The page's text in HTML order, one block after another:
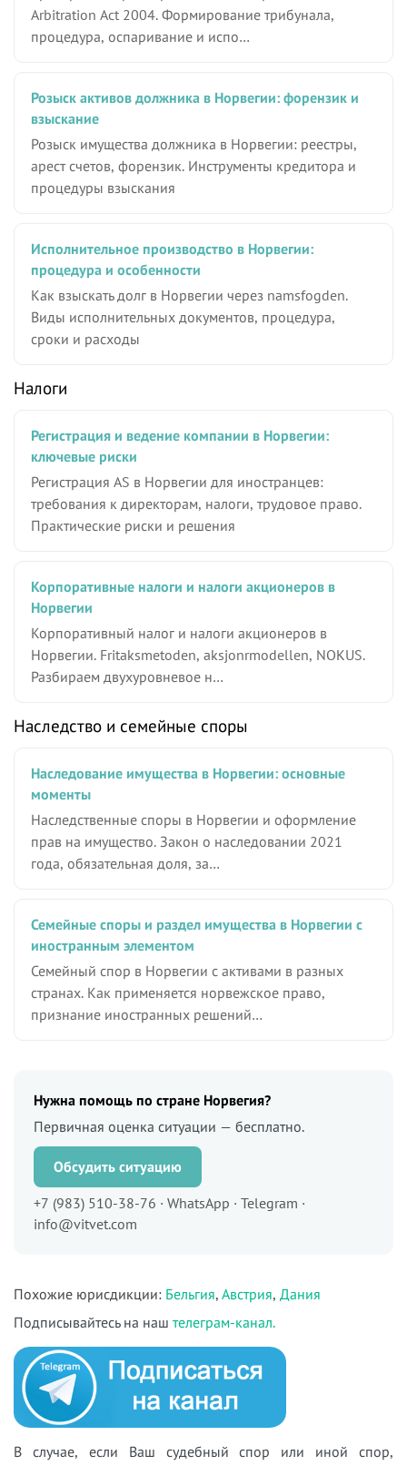
Arbitration Act 2004. Формирование трибунала,
процедура, оспаривание и испо…
Розыск активов должника в Норвегии: форензик и
взыскание
Розыск имущества должника в Норвегии: реестры,
арест счетов, форензик. Инструменты кредитора и
процедуры взыскания
Исполнительное производство в Норвегии:
процедура и особенности
Как взыскать долг в Норвегии через namsfogden.
Виды исполнительных документов, процедура,
сроки и расходы
Налоги
Регистрация и ведение компании в Норвегии:
ключевые риски
Регистрация AS в Норвегии для иностранцев:
требования к директорам, налоги, трудовое право.
Практические риски и решения
Корпоративные налоги и налоги акционеров в
Норвегии
Корпоративный налог и налоги акционеров в
Норвегии. Fritaksmetoden, aksjonrmodellen, NOKUS.
Разбираем двухуровневое н…
Наследство и семейные споры
Наследование имущества в Норвегии: основные
моменты
Наследственные споры в Норвегии и оформление
прав на имущество. Закон о наследовании 2021
года, обязательная доля, за…
Семейные споры и раздел имущества в Норвегии с
иностранным элементом
Семейный спор в Норвегии с активами в разных
странах. Как применяется норвежское право,
признание иностранных решений…
Нужна помощь по стране Норвегия?
Первичная оценка ситуации — бесплатно.
Обсудить ситуацию
+7 (983) 510-38-76 · WhatsApp · Telegram ·
info@vitvet.com
Похожие юрисдикции: Бельгия, Австрия, Дания
Подписывайтесь на наш телеграм-канал.
В случае, если Ваш судебный спор или иной спор,